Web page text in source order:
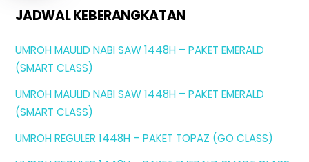
JADWAL KEBERANGKATAN
UMROH MAULID NABI SAW 1448H – PAKET EMERALD
(SMART CLASS)
UMROH MAULID NABI SAW 1448H – PAKET EMERALD
(SMART CLASS)
UMROH REGULER 1448H – PAKET TOPAZ (GO CLASS)